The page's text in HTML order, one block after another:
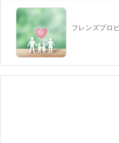
フレンズプロ